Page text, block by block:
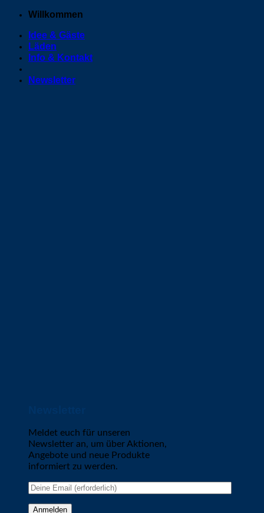
Zum
springen
Willkommen
Idee & Gäste
Läden
Info & Kontakt
Newsletter
Meldet euch für unseren
Newsletter an, um über Aktionen,
Angebote und neue Produkte
informiert zu werden.
Please leave this field empty.